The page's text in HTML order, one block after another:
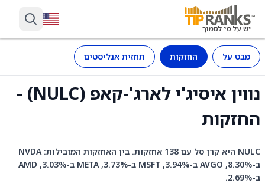
מבט על החזקות תחזית אנליסטים
נווין איסיג'י לארג'-קאפ (NULC) -
החזקות
NULC היא קרן סל עם 138 אחזקות. בין האחזקות המובילות: NVDA
ב-8.30%, AVGO ב-3.94%, MSFT ב-3.73%, META ב-3.03%, AMD
ב-2.69%.